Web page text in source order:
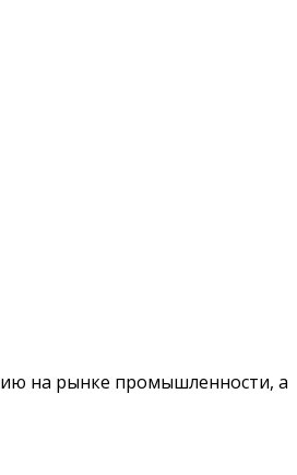
на рынке промышленности, а